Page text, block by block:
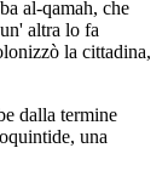
al-qamah, che
altra lo fa
la cittadina,
dalla termine
una